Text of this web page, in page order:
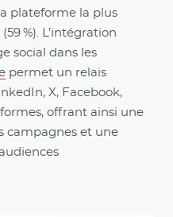
plateforme la plus
%). L’intégration
social dans les
permet un relais
X, Facebook,
offrant ainsi une
campagnes et une